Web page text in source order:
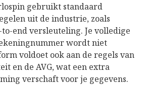
gebruikt standaard
uit de industrie, zoals
end versleuteling. Je volledige
wordt niet
voldoet ook aan de regels van
en de AVG, wat een extra
verschaft voor je gegevens.